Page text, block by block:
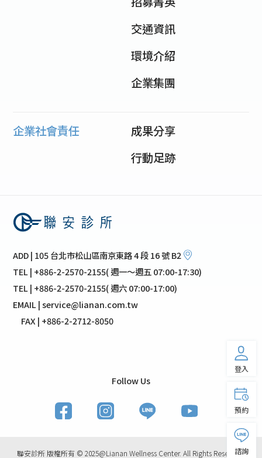
交通資訊
環境介紹
企業集團
企業社會責任
成果分享
行動足跡
ADD | 105 台北市松山區南京東路 4 段 16 號 B2
TEL | +886-2-2570-2155( 週一～週五 07:00-17:30)
TEL | +886-2-2570-2155( 週六 07:00-17:00)
EMAIL | service@lianan.com.tw
FAX | +886-2-2712-8050
Follow Us
聯安診所 版權所有 © 2025@Lianan Wellness Center. All Rights Reserved.
登入
預約
諮詢